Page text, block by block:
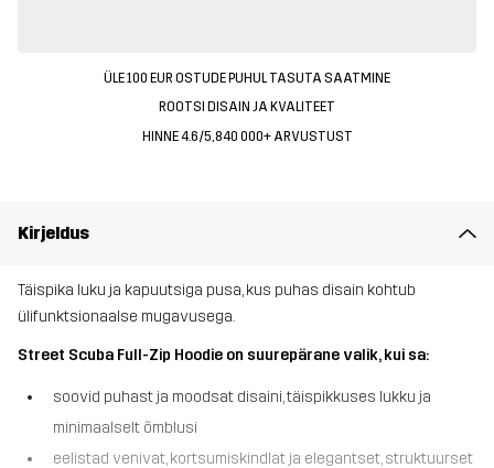
ÜLE 100 EUR OSTUDE PUHUL TASUTA SAATMINE
ROOTSI DISAIN JA KVALITEET
HINNE 4.6/5, 840 000+ ARVUSTUST
Kirjeldus
Täispika luku ja kapuutsiga pusa, kus puhas disain kohtub
ülifunktsionaalse mugavusega.
Street Scuba Full-Zip Hoodie on suurepärane valik, kui sa:
soovid puhast ja moodsat disaini, täispikkuses lukku ja
minimaalselt õmblusi
eelistad venivat, kortsumiskindlat ja elegantset, struktuurset